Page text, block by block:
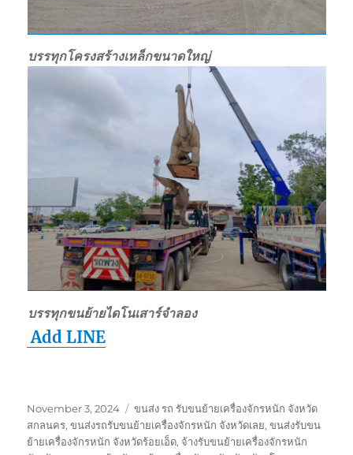
บรรทุกโครงสร้างเหล็กขนาดใหญ่
บรรทุกขนย้ายไดโนเสาร์จำลอง
Add LINE
Posted
on
November 3, 2024 Tags
ขนส่ง รถ รับขนย้ายเครื่องจักรหนัก จังหวัด
สกลนคร,ขนส่งรถรับขนย้ายเครื่องจักรหนัก จังหวัดเลย,ขนส่งรับขน
ย้ายเครื่องจักรหนัก จังหวัดร้อยเอ็ด, จ้างรับขนย้ายเครื่องจักรหนัก